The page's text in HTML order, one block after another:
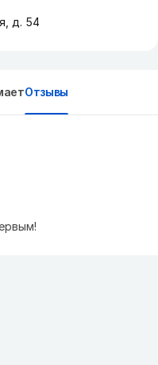
д. 54
Отзывы